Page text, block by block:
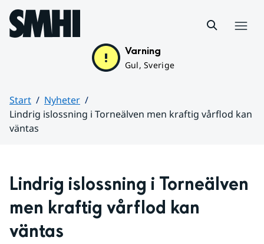
Hoppa till sidans innehåll
Varning
Gul, Sverige
Start
Nyheter
Lindrig islossning i Torneälven men kraftig vårflod kan
väntas
Lindrig islossning i Torneälven
men kraftig vårflod kan
väntas